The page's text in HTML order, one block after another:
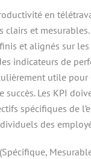
en
clairs et
et alignés sur
indicateurs de
utile pour
succès. Les KPI
spécifiques de
des